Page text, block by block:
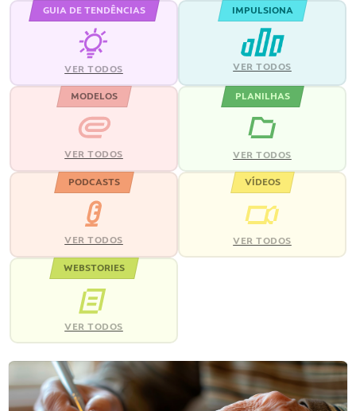
GUIA DE TENDÊNCIAS
VER TODOS
IMPULSIONA
VER TODOS
MODELOS
VER TODOS
PLANILHAS
VER TODOS
PODCASTS
VER TODOS
VÍDEOS
VER TODOS
WEBSTORIES
VER TODOS